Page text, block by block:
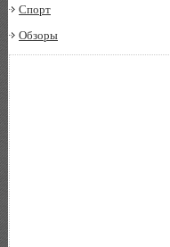
Спорт
Обзоры